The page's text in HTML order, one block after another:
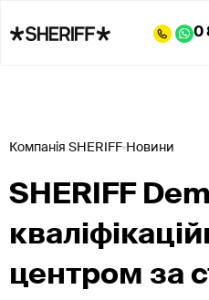
0
Компанія SHERIFF Новини
SHERIFF
центром за